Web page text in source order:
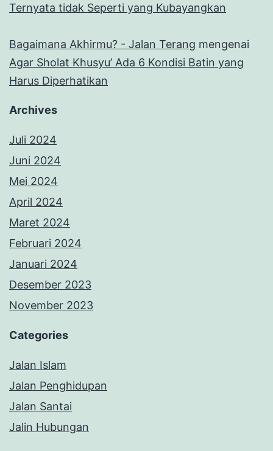
Ternyata tidak Seperti yang Kubayangkan
Bagaimana Akhirmu? - Jalan Terang mengenai
Agar Sholat Khusyu’ Ada 6 Kondisi Batin yang
Harus Diperhatikan
Archives
Juli 2024
Juni 2024
Mei 2024
April 2024
Maret 2024
Februari 2024
Januari 2024
Desember 2023
November 2023
Categories
Jalan Islam
Jalan Penghidupan
Jalan Santai
Jalin Hubungan